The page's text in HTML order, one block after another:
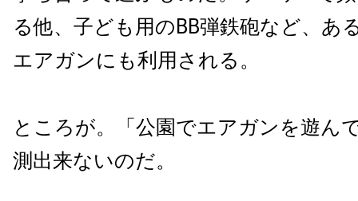
る他、子ども用のBB弾鉄砲など、あ
エアガンにも利用される。
ところが。「公園でエアガンを遊ん
測出来ないのだ。